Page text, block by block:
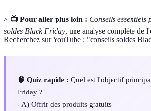
> 📺 Pour aller plus loin : Conseils essentiels
soldes Black Friday, une analyse complète de
Recherchez sur YouTube : "conseils soldes
🧠 Quiz rapide : Quel est l'objectif
Friday ?
- A) Offrir des produits gratuits